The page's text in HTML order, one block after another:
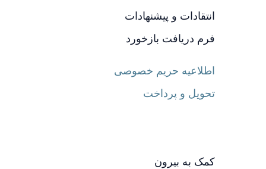
انتقادات و پیشنهادات
فرم دریافت بازخورد
اطلاعیه حریم خصوصی
تحویل و پرداخت
کمک به بیرون